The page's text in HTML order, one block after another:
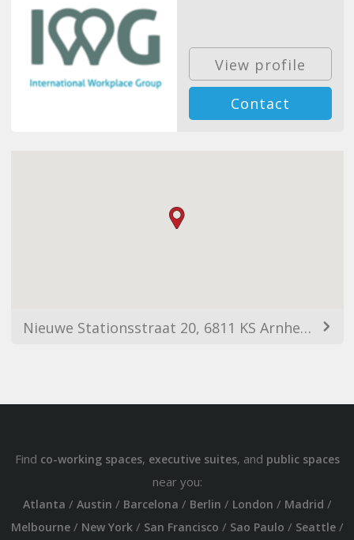
View profile
Contact
Nieuwe Stationsstraat 20, 6811 KS Arnhem, Netherlands
Find co-working spaces, executive suites, and public spaces
near you:
Atlanta / Austin / Barcelona / Berlin / London / Madrid /
Melbourne/ New York/ San Francisco / Sao Paulo / Seattle/